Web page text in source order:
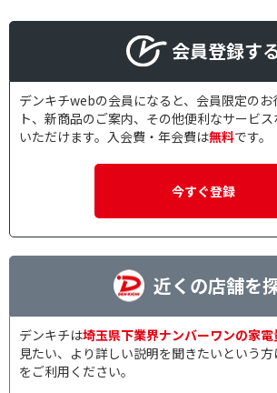
会員登録す
デンキチwebの会員になると、会員限定の
ト、新商品のご案内、その他便利なサービ
いただけます。入会費・年会費は無料です。
今すぐ登録
近くの店舗を
デンキチは埼玉県下業界ナンバーワンの家
見たい、より詳しい説明を聞きたいという
をご利用ください。